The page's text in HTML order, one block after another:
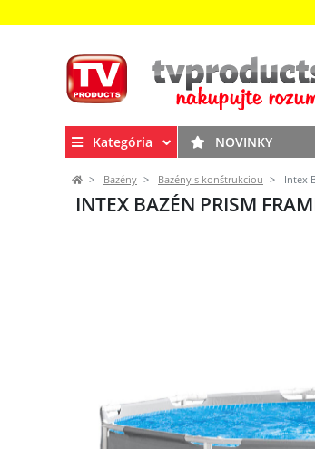
Kategória NOVINKY
Bazény Bazény s konštrukciou Intex
INTEX BAZÉN PRISM